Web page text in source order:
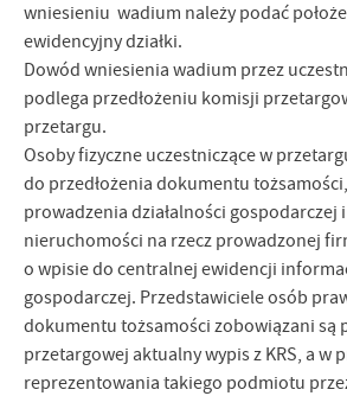
wniesieniu wadium należy podać
ewidencyjny działki.
Dowód wniesienia wadium przez
podlega przedłożeniu komisji
przetargu.
Osoby fizyczne uczestniczące w
do przedłożenia dokumentu
prowadzenia działalności gospodarczej
nieruchomości na rzecz prowadzonej
o wpisie do centralnej ewidencji
gospodarczej. Przedstawiciele osób
dokumentu tożsamości zobowiązani są
przetargowej aktualny wypis z KRS, a w
reprezentowania takiego podmiotu